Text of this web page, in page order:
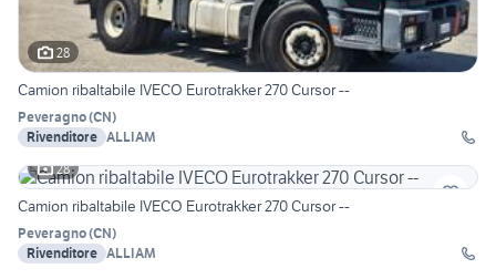
28
Camion ribaltabile IVECO Eurotrakker 270 Cursor --
Peveragno(CN)
Rivenditore ALLIAM
28
Camion ribaltabile IVECO Eurotrakker 270 Cursor --
Peveragno(CN)
Rivenditore ALLIAM